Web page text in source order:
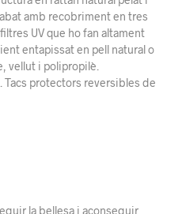
amb recobriment en tres
UV que ho fan altament
entapissat en pell natural o
vellut i polipropilè.
Tacs protectors reversibles de
la bellesa i aconseguir